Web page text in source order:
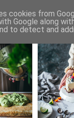
cookies from
Google along
to detect and